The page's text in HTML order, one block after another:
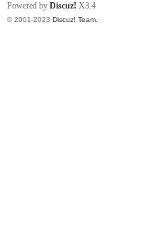
Powered by Discuz! X3.4
© 2001-2023 Discuz! Team